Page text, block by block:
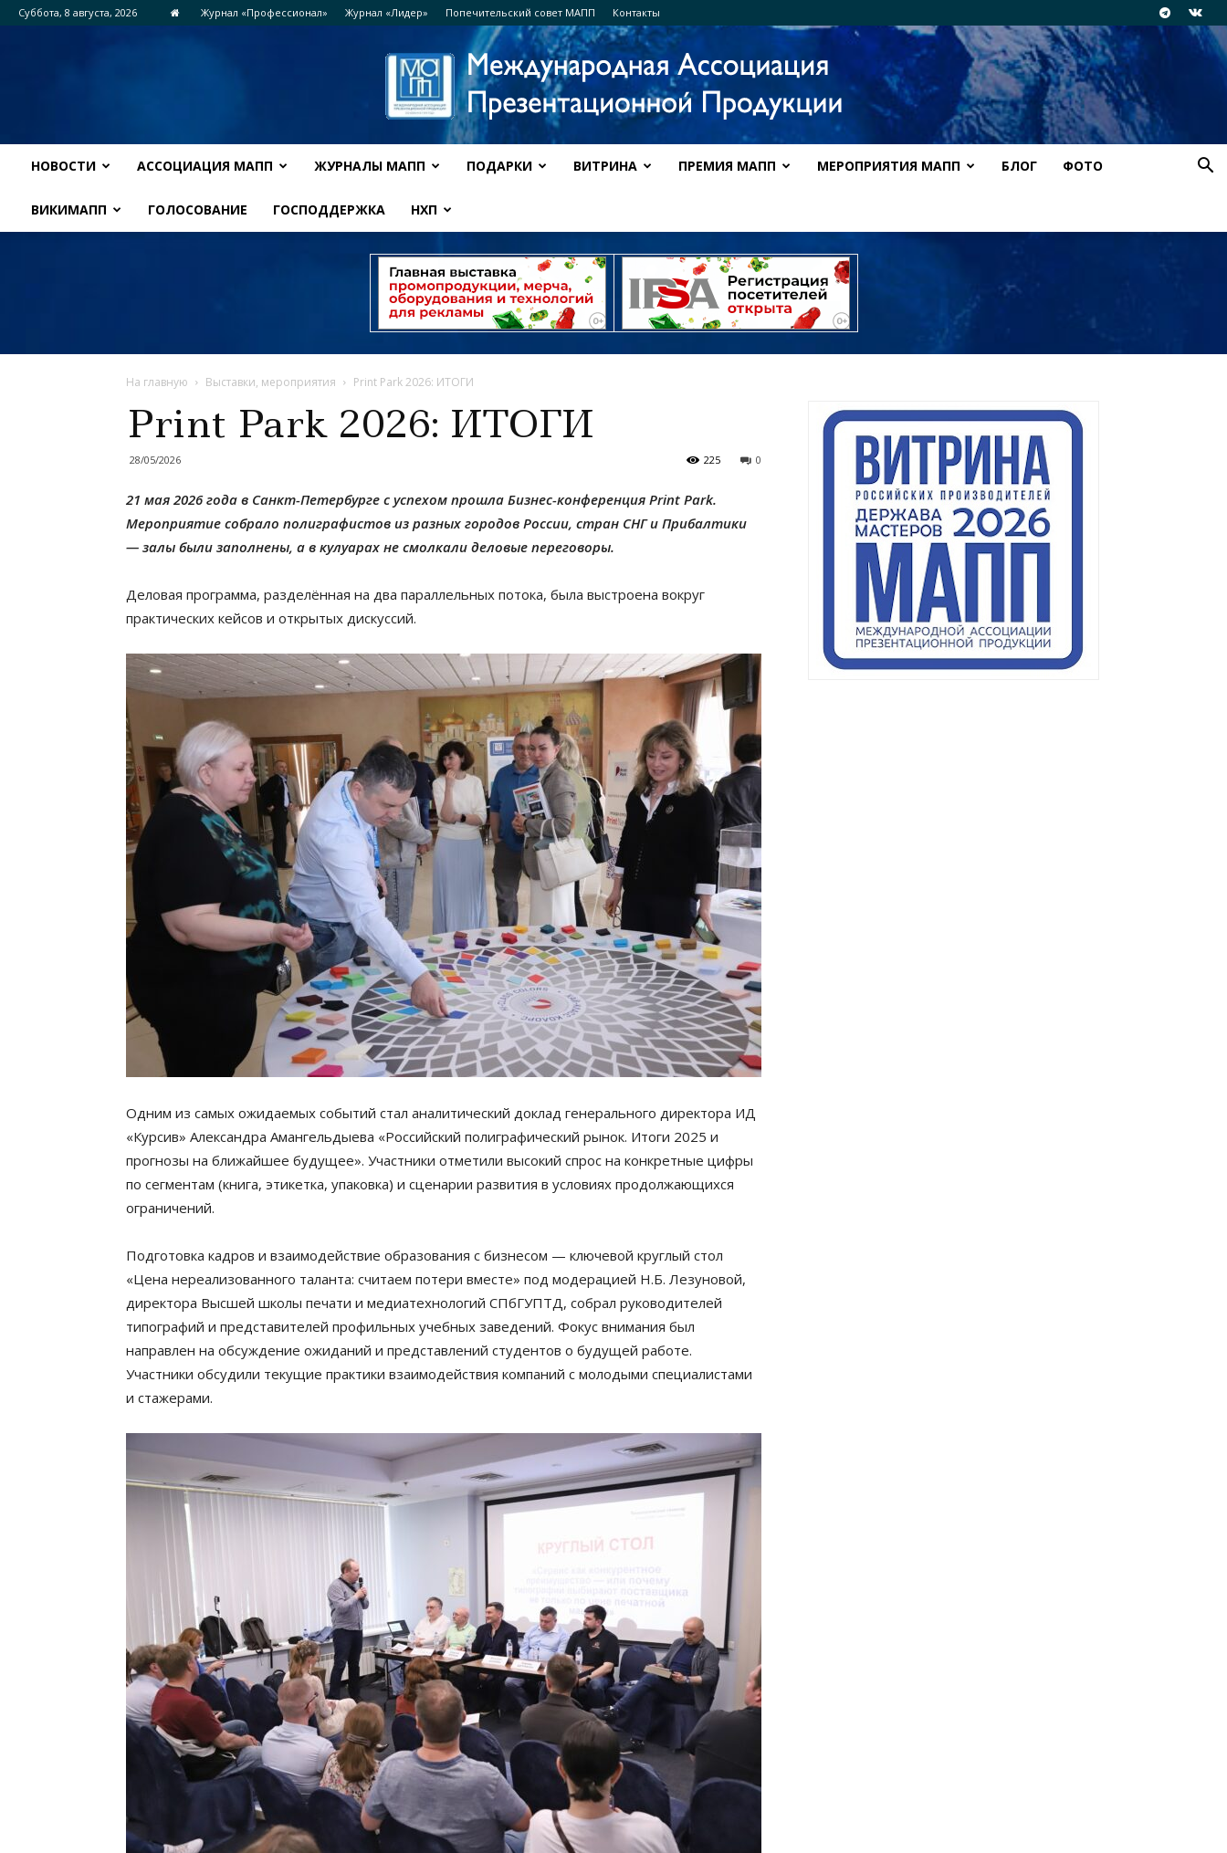
Суббота, 8 августа, 2026 Журнал «Профессионал» Журнал «Лидер» Попечительский совет МАПП Контакты
НОВОСТИ АССОЦИАЦИЯ МАПП ЖУРНАЛЫ МАПП ПОДАРКИ ВИТРИНА ПРЕМИЯ МАПП МЕРОПРИЯТИЯ МАПП БЛОГ ФОТО
ВИКИМАПП ГОЛОСОВАНИЕ ГОСПОДДЕРЖКА НХП
На главную Выставки, мероприятия Print Park 2026: ИТОГИ
Print Park 2026: ИТОГИ
28/05/2026 0
225
21 мая 2026 года в Санкт-Петербурге с успехом прошла Бизнес-конференция Print Park.
Мероприятие собрало полиграфистов из разных городов России, стран СНГ и Прибалтики
— залы были заполнены, а в кулуарах не смолкали деловые переговоры.
Деловая программа, разделённая на два параллельных потока, была выстроена вокруг
практических кейсов и открытых дискуссий.
Одним из самых ожидаемых событий стал аналитический доклад генерального директора ИД
«Курсив» Александра Амангельдыева «Российский полиграфический рынок. Итоги 2025 и
прогнозы на ближайшее будущее». Участники отметили высокий спрос на конкретные цифры
по сегментам (книга, этикетка, упаковка) и сценарии развития в условиях продолжающихся
ограничений.
Подготовка кадров и взаимодействие образования с бизнесом — ключевой круглый стол
«Цена нереализованного таланта: считаем потери вместе» под модерацией Н.Б. Лезуновой,
директора Высшей школы печати и медиатехнологий СПбГУПТД, собрал руководителей
типографий и представителей профильных учебных заведений. Фокус внимания был
направлен на обсуждение ожиданий и представлений студентов о будущей работе.
Участники обсудили текущие практики взаимодействия компаний с молодыми специалистами
и стажерами.